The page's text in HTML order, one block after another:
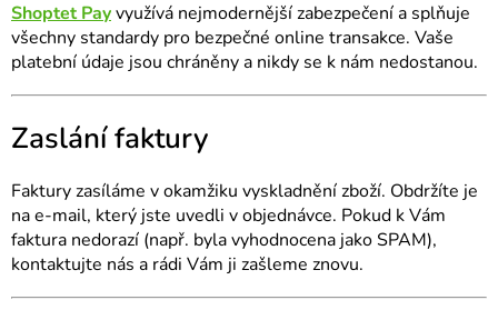
Shoptet Payvyužívá nejmodernější zabezpečení a splňuje
všechny standardy pro bezpečné online transakce. Vaše
platební údaje jsou chráněny a nikdy se k nám nedostanou.
Zaslání faktury
Faktury zasíláme v okamžiku vyskladnění zboží. Obdržíte je
na e-mail, který jste uvedli v objednávce. Pokud k Vám
faktura nedorazí (např. byla vyhodnocena jako SPAM),
kontaktujte nás a rádi Vám ji zašleme znovu.